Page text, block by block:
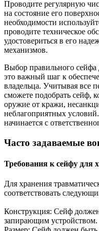
Проводите регулярную
на состояние его
необходимости
проводите техническое
удостовериться в его
механизмов.
Выбор правильного сейфа
это важный шаг к
владельца. Учитывая все
сможете подобрать сейф,
оружие от кражи,
неблагоприятных
начинается с
Часто задаваемые
Требования к сейфу для
Для хранения
соответствовать
Конструкция: Сейф
запирающим устройством.